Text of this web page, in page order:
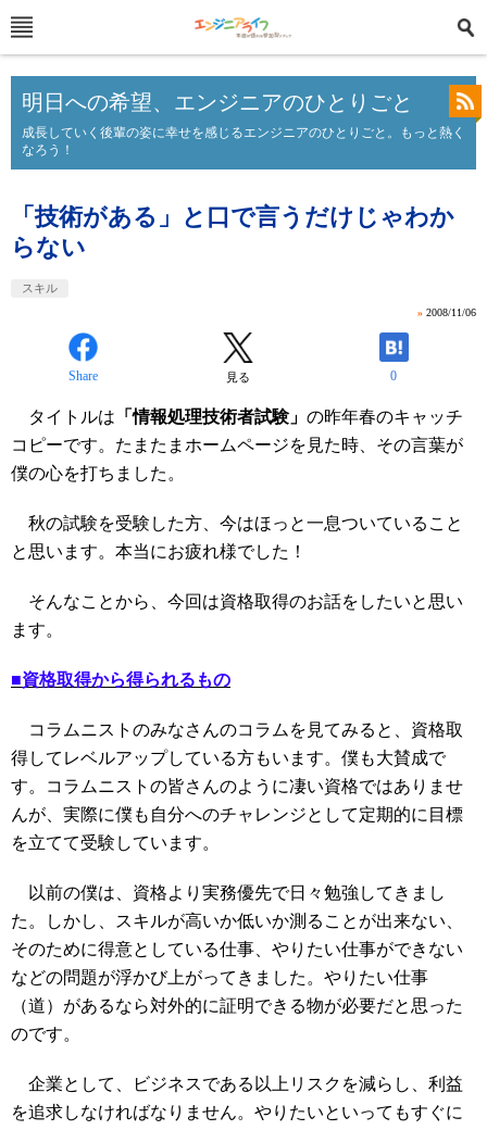
明日への希望、エンジニアのひとりごと
成長していく後輩の姿に幸せを感じるエンジニアのひとりごと。もっと熱く
なろう！
「技術がある」と口で言うだけじゃわか
らない
スキル
» 2008/11/06
Share 見る 0
タイトルは 「情報処理技術者試験」 の昨年春のキャッチ
コピーです。たまたまホームページを見た時、その言葉が
僕の心を打ちました。
秋の試験を受験した方、今はほっと一息ついていること
と思います。本当にお疲れ様でした！
そんなことから、今回は資格取得のお話をしたいと思い
ます。
■資格取得から得られるもの
コラムニストのみなさんのコラムを見てみると、資格取
得してレベルアップしている方もいます。僕も大賛成で
す。コラムニストの皆さんのように凄い資格ではありませ
んが、実際に僕も自分へのチャレンジとして定期的に目標
を立てて受験しています。
以前の僕は、資格より実務優先で日々勉強してきまし
た。しかし、スキルが高いか低いか測ることが出来ない、
そのために得意としている仕事、やりたい仕事ができない
などの問題が浮かび上がってきました。やりたい仕事
（道）があるなら対外的に証明できる物が必要だと思った
のです。
企業として、ビジネスである以上リスクを減らし、利益
を追求しなければなりません。やりたいといってもすぐに